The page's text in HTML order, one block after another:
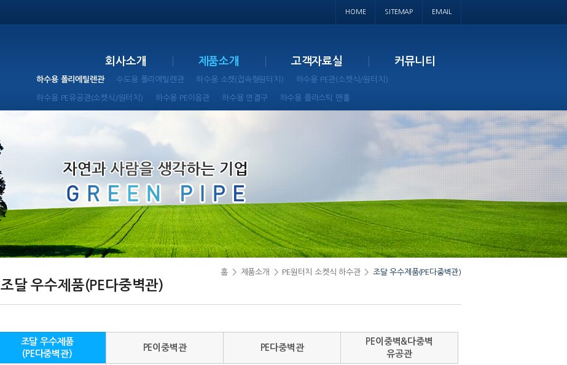
HOME SITEMAP EMAIL
회사소개 제품소개
하수용 폴리에틸렌관 수도용 폴리에틸렌관 하수용 소켓(접속형원터치) 하수용 PE관(소켓식/원터치)
하수용 PE유공관(소켓식/원터치) 하수용 PE이음관 하수용 연결구 하수용 플라스틱 맨홀
고객자료실 커뮤니티
조달 우수제품(PE다중벽관)
홈 > 제품소개 > PE원터치 소켓식 하수관 > 조달 우수제품(PE다중벽관)
조달 우수제품
(PE다중벽관)
PE이중벽관 PE다중벽관
PE이중벽&다중벽
유공관